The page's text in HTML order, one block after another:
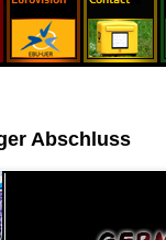
Abschluss